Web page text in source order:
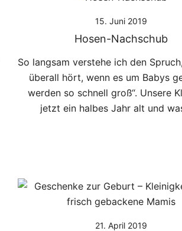
15. Juni 2019
Hosen-Nachschub
So langsam verstehe ich den
überall hört, wenn es um Babys
werden so schnell groß“. Unsere
jetzt ein halbes Jahr alt und
21. April 2019